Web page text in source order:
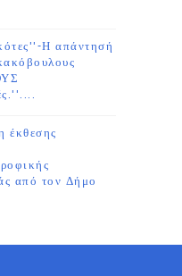
Η απάντησή
έκθεσης
από τον Δήμο